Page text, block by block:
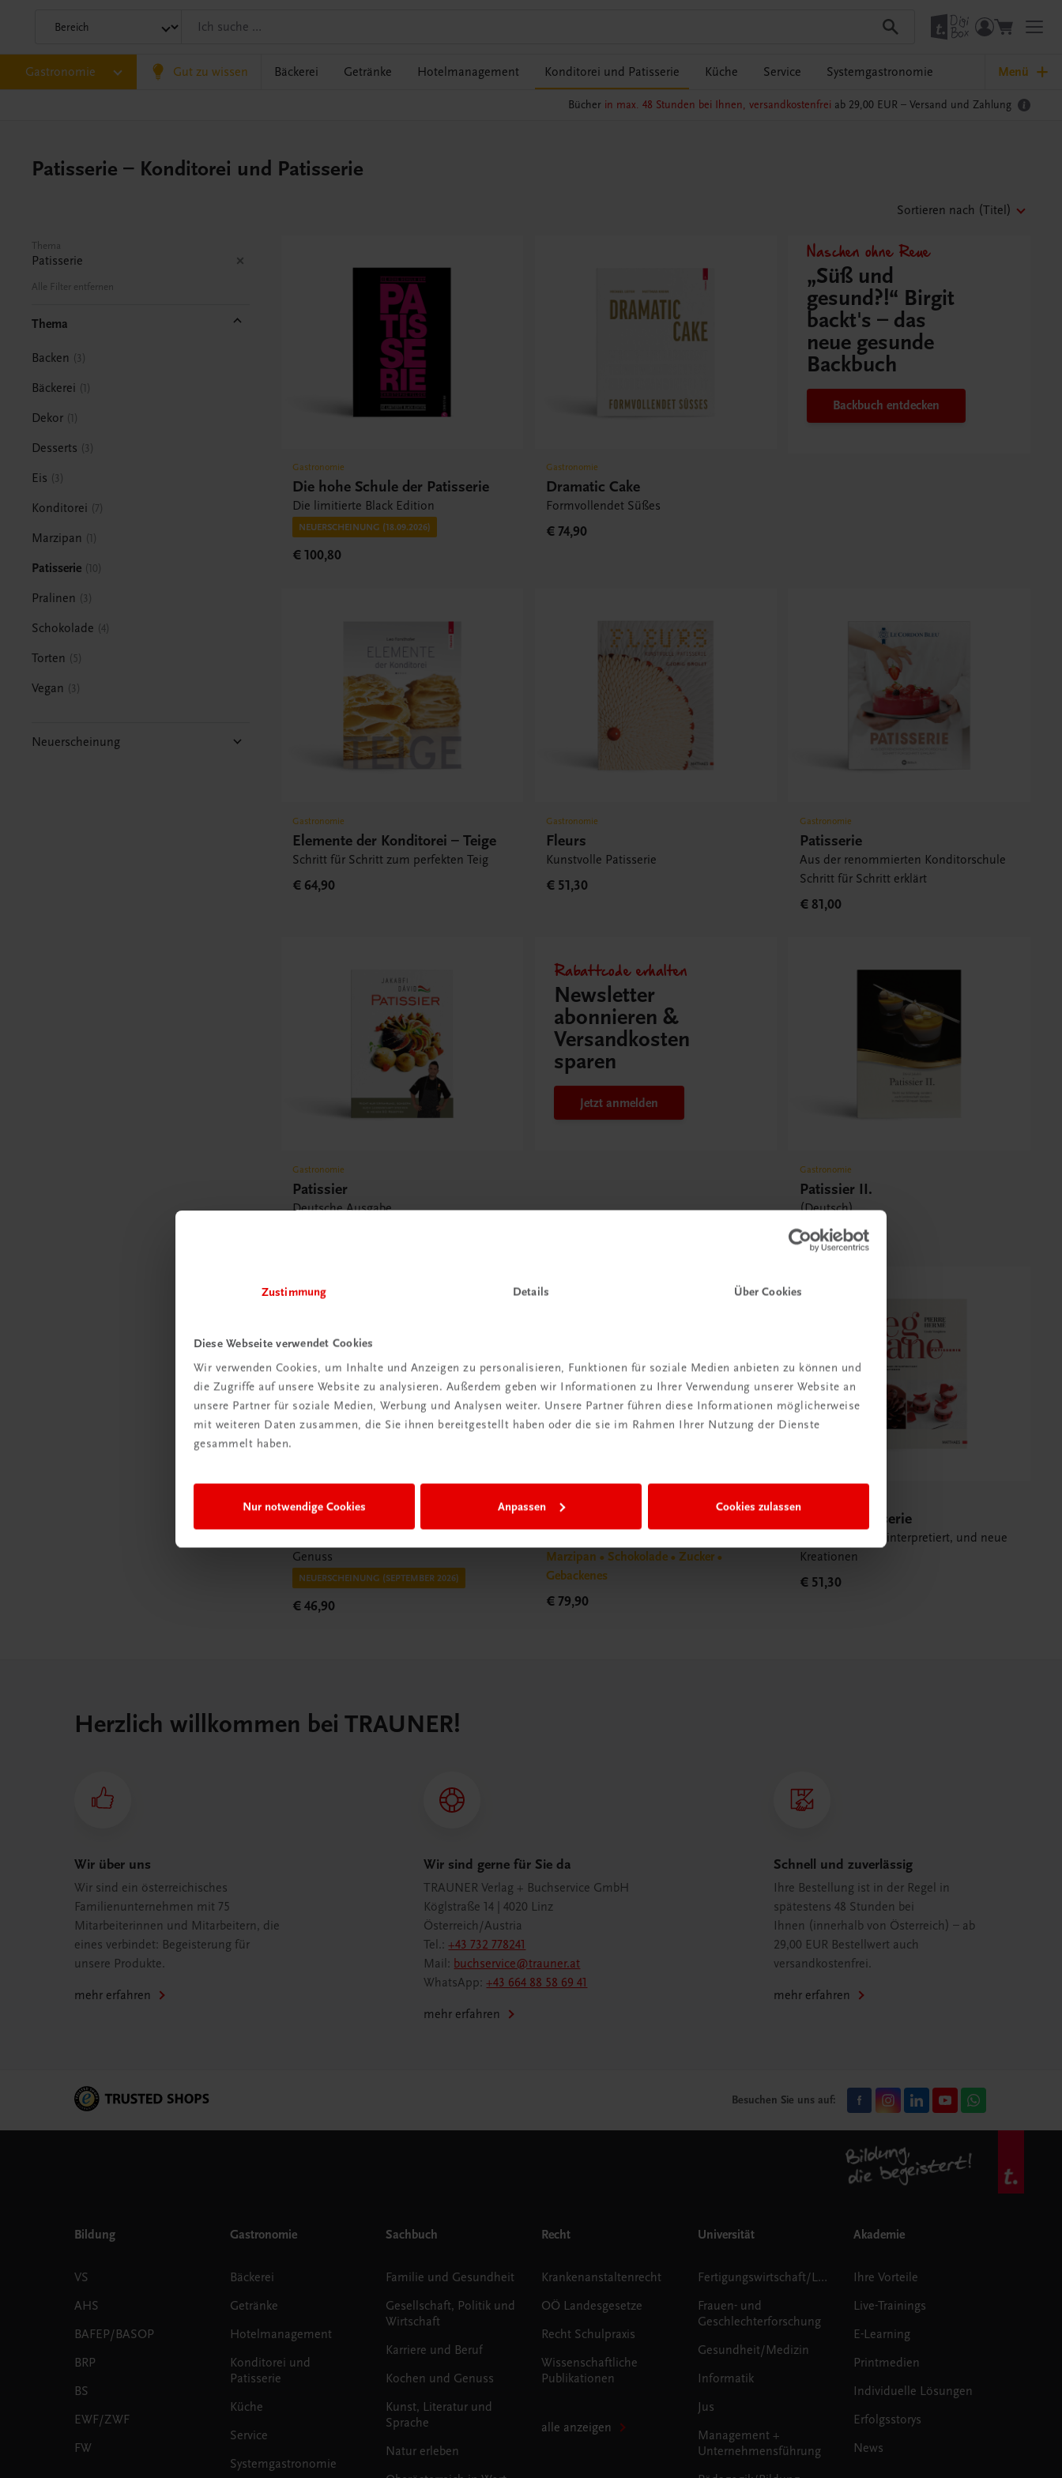
Zustimmung Details Über Cookies
Diese Webseite verwendet Cookies
Wir verwenden Cookies, um Inhalte und Anzeigen zu personalisieren, Funktionen für soziale Medien anbieten zu können und
die Zugriffe auf unsere Website zu analysieren. Außerdem geben wir Informationen zu Ihrer Verwendung unserer Website an
unsere Partner für soziale Medien, Werbung und Analysen weiter. Unsere Partner führen diese Informationen möglicherweise
mit weiteren Daten zusammen, die Sie ihnen bereitgestellt haben oder die sie im Rahmen Ihrer Nutzung der Dienste
gesammelt haben.
Nur notwendige Cookies Anpassen Cookies zulassen
Gastronomie Gut zu wissen Bäckerei Getränke Hotelmanagement Konditorei und Patisserie Küche Service Systemgastronomie Menü
Bücher in max. 48 Stunden bei Ihnen, versandkostenfrei ab 29,00 EUR – Versand und Zahlung
Patisserie – Konditorei und Patisserie
Sortieren nach (Titel)
Thema
Patisserie
Alle Filter entfernen
Thema
Backen 3
Bäckerei 1
Dekor 1
Desserts 3
Eis 3
Konditorei 7
Marzipan 1
Patisserie 10
Pralinen 3
Schokolade 4
Torten 5
Vegan 3
Neuerscheinung
Gastronomie
Die hohe Schule der Patisserie
Die limitierte Black Edition
NEUERSCHEINUNG (18.09.2026)
€ 100,80
Gastronomie
Dramatic Cake
Formvollendet Süßes
€ 74,90
Naschen ohne Reue
„Süß und
gesund?!“ Birgit
backt's – das
neue gesunde
Backbuch
Backbuch entdecken
Gastronomie
Elemente der Konditorei – Teige
Schritt für Schritt zum perfekten Teig
€ 64,90
Gastronomie
Fleurs
Kunstvolle Patisserie
€ 51,30
Gastronomie
Patisserie
Aus der renommierten Konditorschule
Schritt für Schritt erklärt
€ 81,00
Gastronomie
Patissier
Deutsche Ausgabe
Rabattcode erhalten
Newsletter
abonnieren &
Versandkosten
sparen
Jetzt anmelden
Gastronomie
Patissier II.
(Deutsch)
€ 39,00
SÜSSE REBELLION
Genuss
NEUERSCHEINUNG (SEPTEMBER 2026)
€ 46,90
Süße Kunst
Marzipan • Schokolade • Zucker •
Gebackenes
€ 79,90
Vegane Patisserie
Klassiker, vegan interpretiert, und neue
Kreationen
€ 51,30
Herzlich willkommen bei TRAUNER!
Wir über uns
Wir sind ein österreichisches
Familienunternehmen mit 75
Mitarbeiterinnen und Mitarbeitern, die
eines verbindet: Begeisterung für
unsere Produkte.
mehr erfahren
Wir sind gerne für Sie da
TRAUNER Verlag + Buchservice GmbH
Köglstraße 14 | 4020 Linz
Österreich/Austria
Tel.:+43 732 778241
Mail: buchservice@trauner.at
WhatsApp:+43 664 88 58 69 41
mehr erfahren
Schnell und zuverlässig
Ihre Bestellung ist in der Regel in
spätestens 48 Stunden bei
Ihnen (innerhalb von Österreich) – ab
29,00 EUR Bestellwert auch
versandkostenfrei.
mehr erfahren
Besuchen Sie uns auf:
Bildung
VS
AHS
BAFEP/BASOP
BRP
BS
EWF/ZWF
FW
Gastronomie
Bäckerei
Getränke
Hotelmanagement
Konditorei und
Patisserie
Küche
Service
Systemgastronomie
Sachbuch
Familie und Gesundheit
Gesellschaft, Politik und
Wirtschaft
Karriere und Beruf
Kochen und Genuss
Kunst, Literatur und
Sprache
Natur erleben
Recht
Krankenanstaltenrecht
OÖ Landesgesetze
Recht Schulpraxis
Wissenschaftliche
Publikationen
alle anzeigen
Universität
Fertigungswirtschaft/Logistik
Frauen- und
Geschlechterforschung
Gesundheit/Medizin
Informatik
Jus
Management +
Unternehmensführung
Akademie
Ihre Vorteile
Live-Trainings
E-Learning
Printmedien
Individuelle Lösungen
Erfolgsstorys
News